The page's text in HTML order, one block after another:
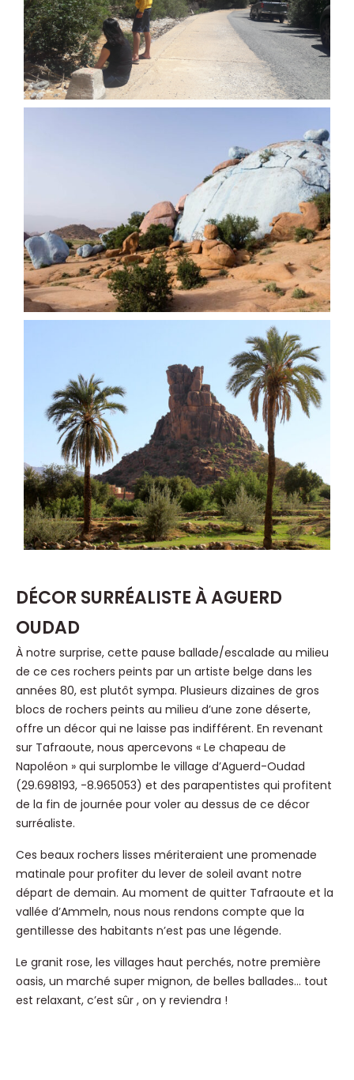
DÉCOR SURRÉALISTE À AGUERD
OUDAD
À notre surprise, cette pause ballade/escalade au milieu
de ce ces rochers peints par un artiste belge dans les
années 80, est plutôt sympa. Plusieurs dizaines de gros
blocs de rochers peints au milieu d’une zone déserte,
offre un décor qui ne laisse pas indifférent. En revenant
sur Tafraoute, nous apercevons « Le chapeau de
Napoléon » qui surplombe le village d’Aguerd-Oudad
(29.698193, -8.965053) et des parapentistes qui profitent
de la fin de journée pour voler au dessus de ce décor
surréaliste.
Ces beaux rochers lisses mériteraient une promenade
matinale pour profiter du lever de soleil avant notre
départ de demain. Au moment de quitter Tafraoute et la
vallée d’Ammeln, nous nous rendons compte que la
gentillesse des habitants n’est pas une légende.
Le granit rose, les villages haut perchés, notre première
oasis, un marché super mignon, de belles ballades… tout
est relaxant, c’est sûr , on y reviendra !